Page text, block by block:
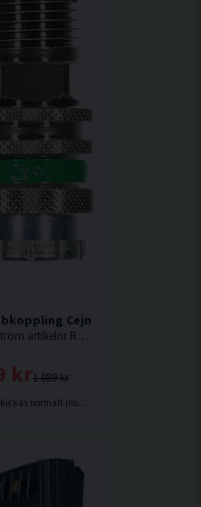
SR 905
Cejn 1/2" Utvändig
Sundström artikelnr R03-2103.
1 089 kr
kr
normalt inom 1-3 dagar